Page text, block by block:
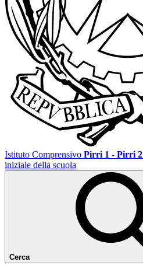
Istituto Comprensivo Pirri 1 - Pirri 2
iniziale della scuola
Cerca